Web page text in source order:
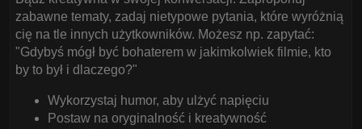
zabawne tematy, zadaj nietypowe pytania, które wyróżnią
cię na tle innych użytkowników. Możesz np. zapytać:
"Gdybyś mógł być bohaterem w jakimkolwiek filmie, kto
by to był i dlaczego?"
Wykorzystaj humor, aby ulżyć napięciu
Postaw na oryginalność i kreatywność